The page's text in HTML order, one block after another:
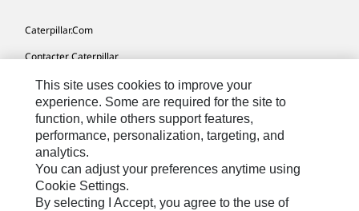
Caterpillar.com
Contacter Caterpillar
Mes Préférences Marketing
Plan Du Site
Cookie Settings
Légales
Confidentialité
This site uses cookies to improve your
experience. Some are required for the site to
function, while others support features,
performance, personalization, targeting, and
analytics.
You can adjust your preferences anytime using
Cookie Settings.
By selecting I Accept, you agree to the use of